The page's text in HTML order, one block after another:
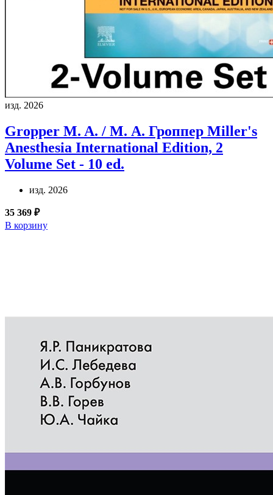
изд. 2026
Gropper M. A. / М. А. Гроппер Miller's
Anesthesia International Edition, 2
Volume Set - 10 ed.
изд. 2026
35 369 ₽
В корзину